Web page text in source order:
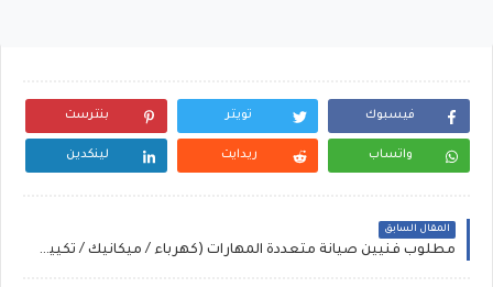
فيسبوك تويتر بنترست
واتساب ريدايت لينكدين
المقال السابق
مطلوب فنيين صيانة متعددة المهارات (كهرباء / ميكانيك / تكييف وتبريد / صيانة عامة)